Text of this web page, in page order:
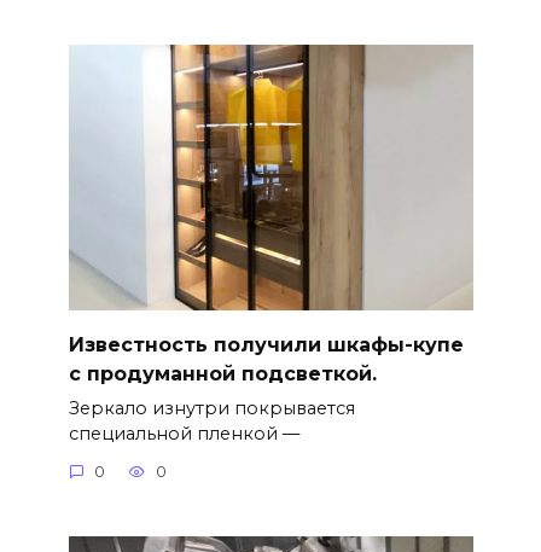
Известность получили шкафы-купе
с продуманной подсветкой.
Зеркало изнутри покрывается
специальной пленкой —
0 0